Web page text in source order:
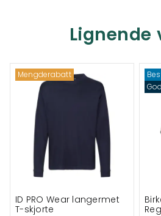
Lignende
Mengderabatt
ID PRO Wear langermet
T-skjorte